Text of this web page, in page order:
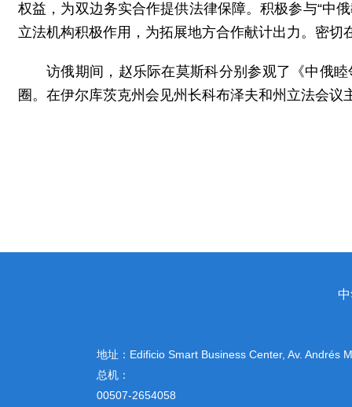
权益，为双边务实合作提供法律保障。积极参与“中
立法机构积极作用，为拓展地方合作献计出力。密
访俄期间，赵乐际在莫斯科分别参观了《中俄
圈。在伊尔库茨克州会见州长科布泽夫和州立法会
地址： Edificio Smart Business Center, Av. Andrés
总机：
00507-2654058